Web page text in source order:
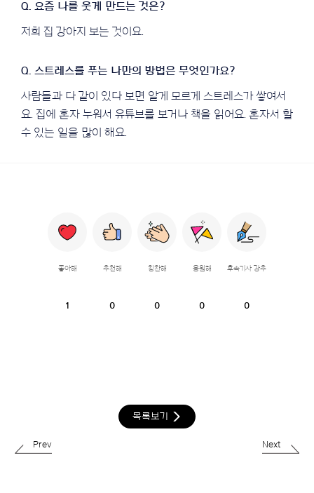
저희 집 강아지 보는 것이요.
사람들과 다 같이 있다 보면 알게 모르게 스트레스가 쌓여서
요. 집에 혼자 누워서 유튜브를 보거나 책을 읽어요. 혼자서 할
수 있는 일을 많이 해요.
좋아해
1
추천해
0
칭찬해
0
응원해
0
후속기사 강추
0
목록보기
Prev Next